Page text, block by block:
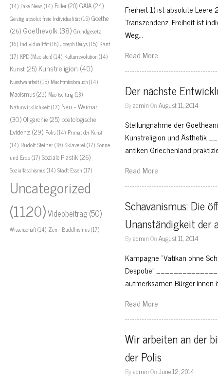
(14) Fake News(14) Folter(20) GAIA(24)
Geistig absolut freie Individualität(15) Goethe
(26) Goethevolk (38) Grundgesetz
(16) Individualität(16) Joseph Beuys(15) Kant
(17) KPD (Maoisten)(14) Kulturrevolution(14)
Kunst(25) Kunstreligion (40)
Kunstwahrheit(15) Machtmissbrauch(14)
Maoismus(23) Mao tse-tung (13)
Naturwirklichkeit(17) Neu - Weimar
(30)Oligarchie(25) poetologische
Evidenz (29) Polis(14) Primat der Kunst
(14) Rudolf Steiner(18) Sklaverei (17) Sonne
und Erde(17) Soziale Plastik(26)
Sozialfaschismus(14) Stadt Essen (17)
Uncategorized
(1120)Videobeitrag(50)
Wissenschaft(14) Zen - Buddhismus(17)
Freiheit 1) ist absolute Leere
Transzendenz, Freiheit ist
Weg…
Read More
Der nächste
ByadminOnAugust 11, 2014
Stellungnahme der
Kunstreligion und Ästhetik
antiken Griechenland
Read More
Schavanismus: Die
Unanständigkeit der
ByadminOnAugust 11, 2014
Kampagne “Vatikan ohne
Despotie”
aufmerksamen Bürger-
Read More
Wir arbeiten an der
der Polis
ByadminOnJune 12, 2014